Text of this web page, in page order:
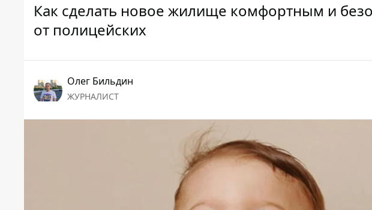
Как сделать новое жилище комфортным и
от полицейских
Олег Бильдин
ЖУРНАЛИСТ